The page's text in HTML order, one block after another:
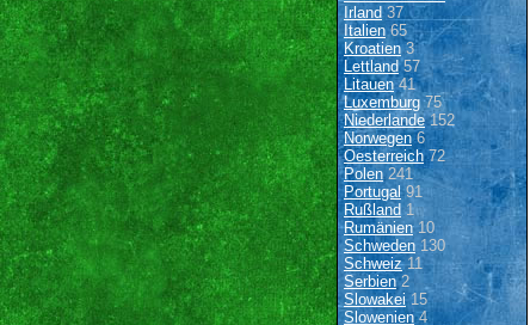
Irland 37
Italien65
Kroatien3
Lettland57
Litauen41
Luxemburg 75
Niederlande152
Norwegen6
Oesterreich72
Polen 241
Portugal91
Rußland 1
Rumänien10
Schweden 130
Schweiz11
Serbien2
Slowakei15
Slowenien4